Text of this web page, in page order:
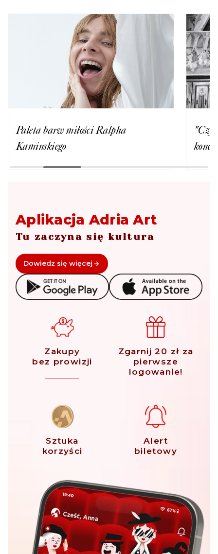
Paleta barw miłości Ralpha
Kaminskiego
"Czy
Aplikacja Adria Art
Tu zaczyna się kultura
Dowiedz się więcej
Zakupy
bez prowizji
Zgarnij 20 zł za
pierwsze
logowanie!
Sztuka
korzyści
Alert
biletowy